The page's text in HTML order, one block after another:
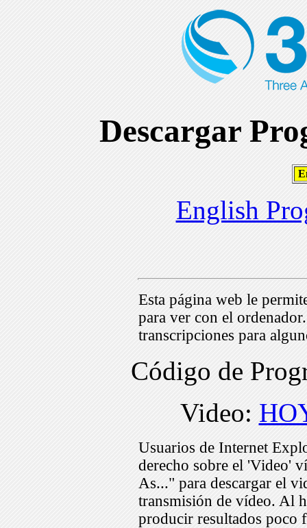
Descargar
English
Esta página web le
para ver con el
transcripciones para
Código de
Video:
Usuarios de Internet
derecho sobre el 'Video'
As..." para descargar el
transmisión de vídeo. Al
producir resultados poco